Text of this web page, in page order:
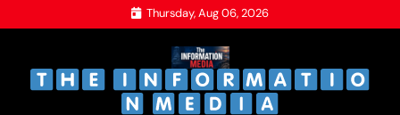
to
Thursday, Aug 06, 2026